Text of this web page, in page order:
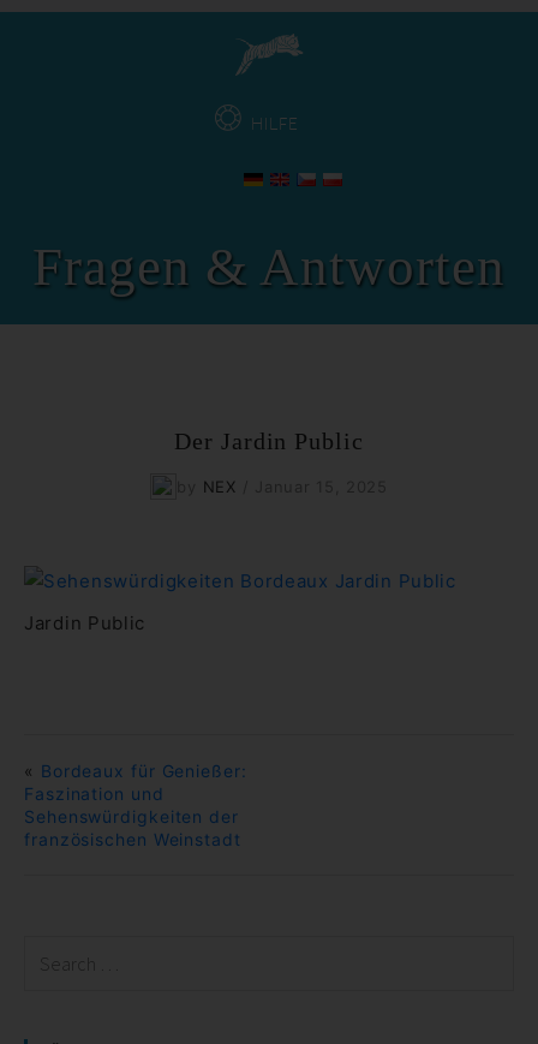
HILFE
Fragen & Antworten
Der Jardin Public
NEX
Jardin Public
« Bordeaux für Genießer:
Faszination und
Sehenswürdigkeiten der
französischen Weinstadt